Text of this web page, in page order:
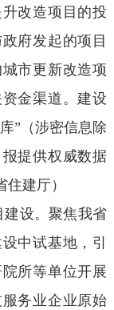
改造项目的投
府发起的项目
市更新改造项
金渠道。建设
”（涉密信息除
提供权威数据
建厅）
建设。聚焦我省
中试基地，引
所等单位开展
务业企业原始